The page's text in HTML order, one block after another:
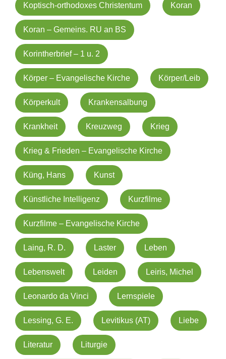
Koptisch-orthodoxes Christentum Koran
Koran – Gemeins. RU an BS
Korintherbrief – 1 u. 2
Körper – Evangelische Kirche Körper/Leib
Körperkult Krankensalbung
Krankheit Kreuzweg Krieg
Krieg & Frieden – Evangelische Kirche
Küng, Hans Kunst
Künstliche Intelligenz Kurzfilme
Kurzfilme – Evangelische Kirche
Laing, R. D. Laster Leben
Lebenswelt Leiden Leiris, Michel
Leonardo da Vinci Lernspiele
Lessing, G. E. Levitikus (AT) Liebe
Literatur Liturgie